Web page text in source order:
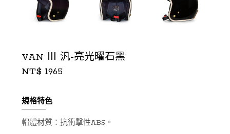
VAN Ⅲ 汎-亮光曜石黑
NT$ 1965
規格特色
帽體材質：抗衝擊性ABS。